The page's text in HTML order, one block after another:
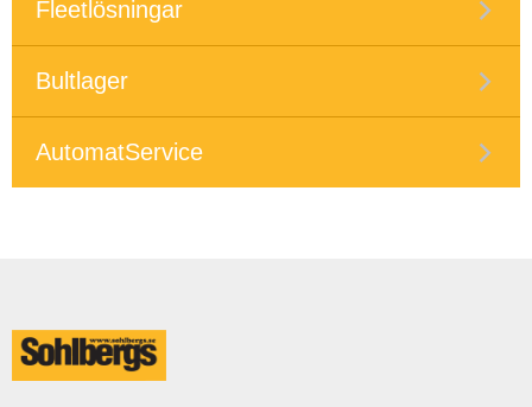
Fleetlösningar
Bultlager
AutomatService